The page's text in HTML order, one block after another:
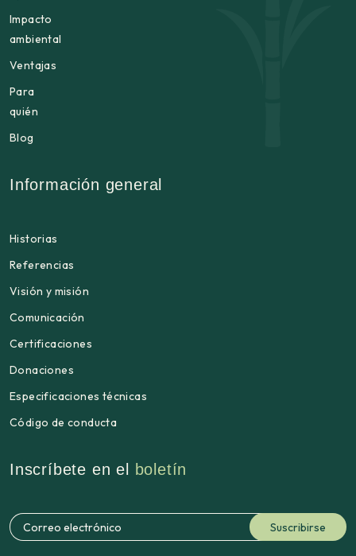
Impacto
ambiental
Ventajas
Para
quién
Blog
Información general
Historias
Referencias
Visión y misión
Comunicación
Certificaciones
Donaciones
Especificaciones técnicas
Código de conducta
Inscríbete en el boletín